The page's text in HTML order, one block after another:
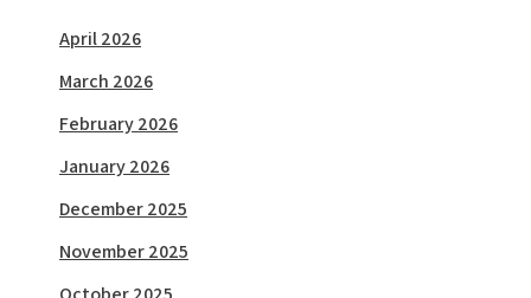
April 2026
March 2026
February 2026
January 2026
December 2025
November 2025